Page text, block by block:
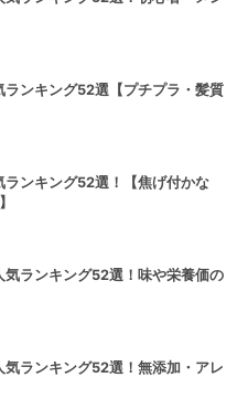
ランキング52選【プチプラ・髪質
ランキング52選！【焦げ付かな
気ランキング52選！味や栄養価の
気ランキング52選！無添加・アレ